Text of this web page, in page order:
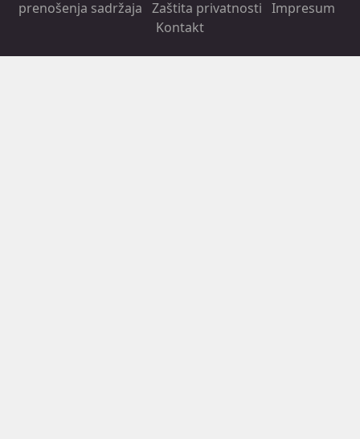
prenošenja sadržaja Zaštita privatnosti Impresum
Kontakt